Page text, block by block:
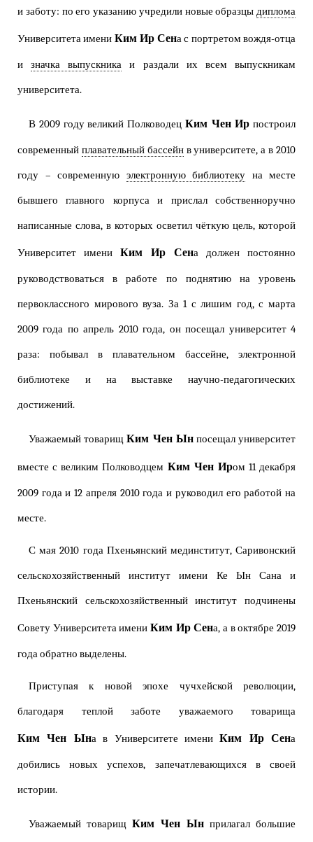
и заботу: по его указанию учредили новые образцы диплома
Университета имени Ким Ир Сена с портретом вождя-отца
изначка выпускника и раздали их всем выпускникам
университета.
В 2009 году великий Полководец Ким Чен Ир построил
современный плавательный бассейнв университете, а в 2010
году – современную электронную библиотеку на месте
бывшего главного корпуса и прислал собственноручно
написанные слова, в которых осветил чёткую цель, которой
Университет имени Ким Ир Сена должен постоянно
руководствоваться в работе по поднятию на уровень
первоклассного мирового вуза. За 1 с лишим год, с марта
2009 года по апрель 2010 года, он посещал университет 4
раза: побывал в плавательном бассейне, электронной
библиотеке и на выставке научно-педагогических
достижений.
Уважаемый товарищКим Чен Ынпосещал университет
вместе с великим Полководцем Ким Чен Иром 11 декабря
2009 года и 12 апреля 2010 года и руководил его работой на
месте.
С мая 2010 года Пхеньянский мединститут, Саривонский
сельскохозяйственный институт имени Ке Ын Сана и
Пхеньянский сельскохозяйственный институт подчинены
Совету Университета имени Ким Ир Сена, а в октябре 2019
года обратно выделены.
Приступая к новой эпохе чучхейской революции,
благодаря теплой заботе уважаемого товарища
Ким Чен Ына в Университете имениКим Ир Сена
добились новых успехов, запечатлевающихся в своей
истории.
Уважаемый товарищ Ким Чен Ын прилагал большие